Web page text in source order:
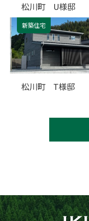
松川町 U様邸
新築住宅
松川町 T様邸